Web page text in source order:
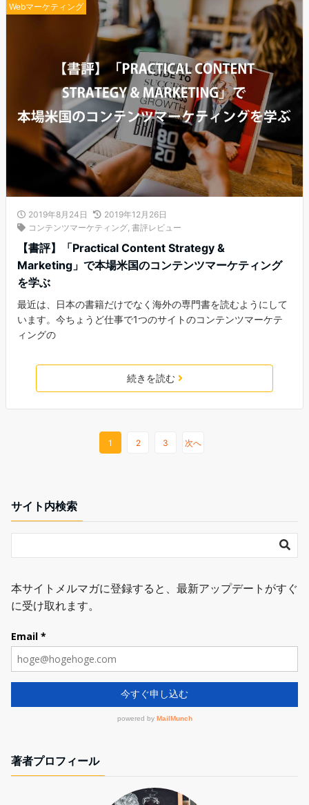
Webマーケティング
2019年8月24日
2019年12月26日
コンテンツマーケティング 書評レビュー
【書評】「Practical Content Strategy &
Marketing」で本場米国のコンテンツマーケティング
を学ぶ
最近は、日本の書籍だけでなく海外の専門書を読むようにして
います。今ちょうど仕事で1つのサイトのコンテンツマーケテ
ィングの
続きを読む
1 2 3 次へ
サイト内検索
著者プロフィール